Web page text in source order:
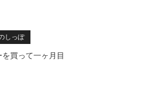
しっぽ
を買って一ヶ月目